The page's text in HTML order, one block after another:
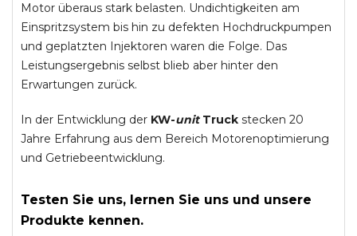
Motor überaus stark belasten. Undichtigkeiten am
Einspritzsystem bis hin zu defekten Hochdruckpumpen
und geplatzten Injektoren waren die Folge. Das
Leistungsergebnis selbst blieb aber hinter den
Erwartungen zurück.
In der Entwicklung der KW-unitTruck stecken 20
Jahre Erfahrung aus dem Bereich Motorenoptimierung
und Getriebeentwicklung.
Testen Sie uns, lernen Sie uns und unsere
Produkte kennen.